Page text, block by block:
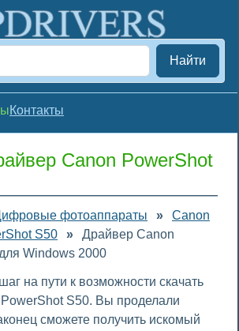
Найти
Контакты
Canon PowerShot
фотоаппараты »
Canon
S50 »
Драйвер Canon
Windows 2000
на пути к возможности скачать
S50. Вы проделали
сможете получить искомый